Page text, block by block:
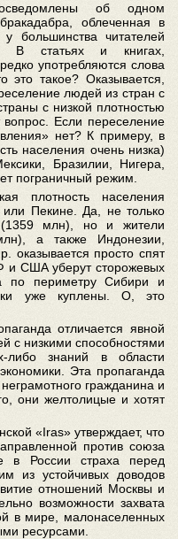
об одном
облеченная в
большинства читателей
В статьях и книгах,
употребляются слова
это такое? Оказывается,
людей из стран с
с низкой плотностью
вопрос. Если переселение
нет? К примеру, в
населения очень низка)
Бразилии, Нигера,
пограничный режим.
плотность населения
Пекине. Да, не только
(1359 млн), но и жители
а также Индонезии,
оказывается просто спят
и США уберут сторожевых
по периметру Сибири и
уже куплены. О, это
отличается явной
с низкими способностями
либо знаний в области
Эта пропаганда
гражданина и
они желтолицые и хотят
«Iras» утверждает, что
против союза
в России страха перед
из устойчивых доводов
отношений Москвы и
возможности захвата
в мире, малонаселенных
ресурсами.